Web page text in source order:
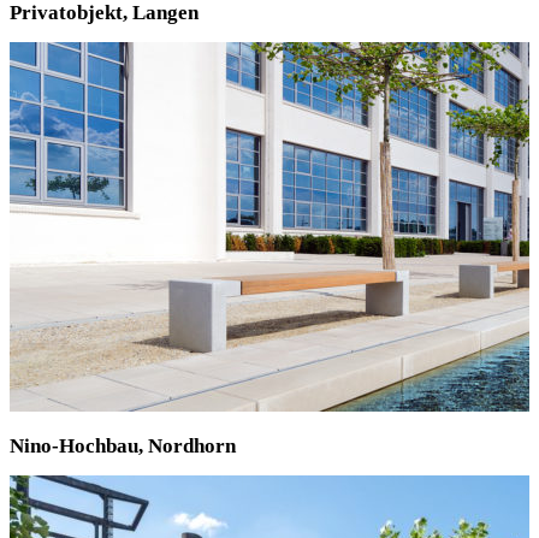
Privatobjekt, Langen
Nino-Hochbau, Nordhorn